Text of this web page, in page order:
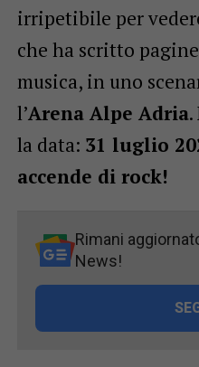
irripetibile per
che ha scritto
musica, in uno
l’Arena Alpe Adria.
la data: 31 luglio
accende di rock!
Rimani
News!